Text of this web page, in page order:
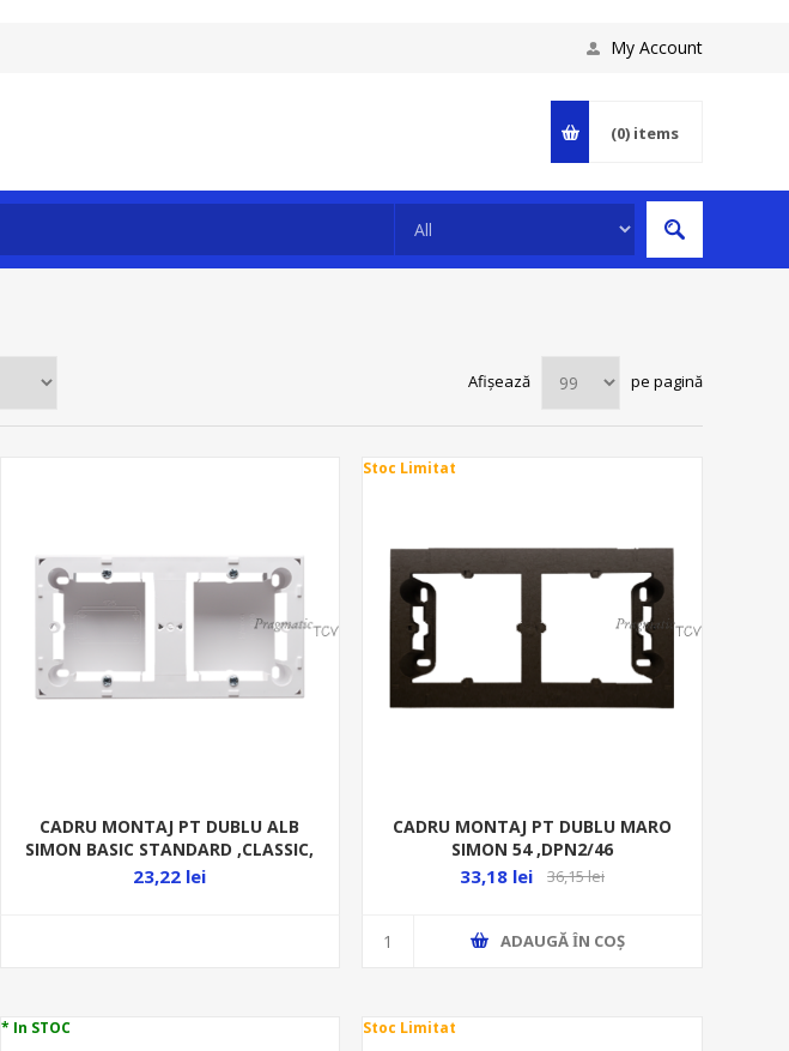
My Account
(0) items
Afișează pe pagină
CADRU MONTAJ PT DUBLU ALB
SIMON BASIC STANDARD ,CLASSIC,
MPN2/11
23,22 lei
Stoc Limitat
CADRU MONTAJ PT DUBLU MARO
SIMON 54 ,DPN2/46
33,18 lei 36,15 lei
ADAUGĂ ȊN COŞ
* In STOC Stoc Limitat